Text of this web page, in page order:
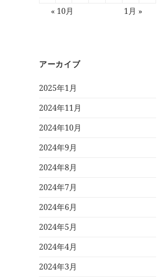
« 10月
1月 »
アーカイブ
2025年1月
2024年11月
2024年10月
2024年9月
2024年8月
2024年7月
2024年6月
2024年5月
2024年4月
2024年3月